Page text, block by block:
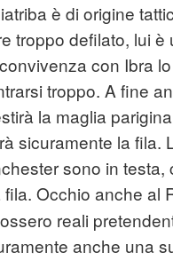
è di origine
troppo defilato, lui è
con Ibra
troppo. A fine
la maglia
sicuramente la fila.
sono in testa,
fila. Occhio anche al
reali
anche una